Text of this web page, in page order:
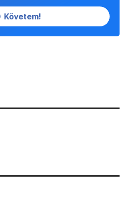
Követem!